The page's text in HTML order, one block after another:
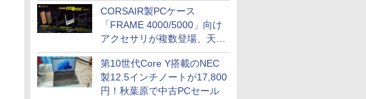
CORSAIR製PCケース
「FRAME 4000/5000」向け
アクセサリが複数登場、天然
木製パネルや背面コネクタ対
応トレイなど
第10世代Core Y搭載のNEC
製12.5インチノートが17,800
円！秋葉原で中古PCセール